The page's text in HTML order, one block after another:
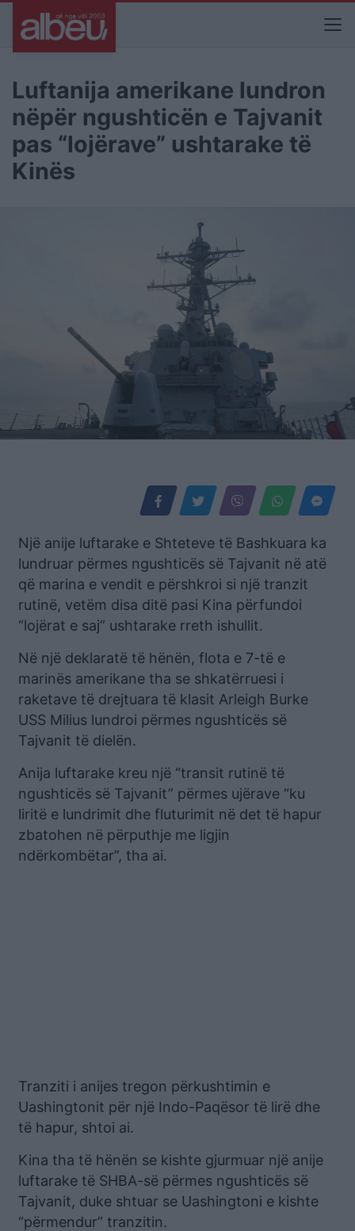
Luftanija amerikane lundron
nëpër ngushticën e Tajvanit
pas “lojërave” ushtarake të
Kinës
Një anije luftarake e Shteteve të Bashkuara ka
lundruar përmes ngushticës së Tajvanit në atë
që marina e vendit e përshkroi si një tranzit
rutinë, vetëm disa ditë pasi Kina përfundoi
“lojërat e saj” ushtarake rreth ishullit.
Në një deklaratë të hënën, flota e 7-të e
marinës amerikane tha se shkatërruesi i
raketave të drejtuara të klasit Arleigh Burke
USS Milius lundroi përmes ngushticës së
Tajvanit të dielën.
Anija luftarake kreu një “transit rutinë të
ngushticës së Tajvanit” përmes ujërave “ku
liritë e lundrimit dhe fluturimit në det të hapur
zbatohen në përputhje me ligjin
ndërkombëtar”, tha ai.
Tranziti i anijes tregon përkushtimin e
Uashingtonit për një Indo-Paqësor të lirë dhe
të hapur, shtoi ai.
Kina tha të hënën se kishte gjurmuar një anije
luftarake të SHBA-së përmes ngushticës së
Tajvanit, duke shtuar se Uashingtoni e kishte
“përmendur” tranzitin.